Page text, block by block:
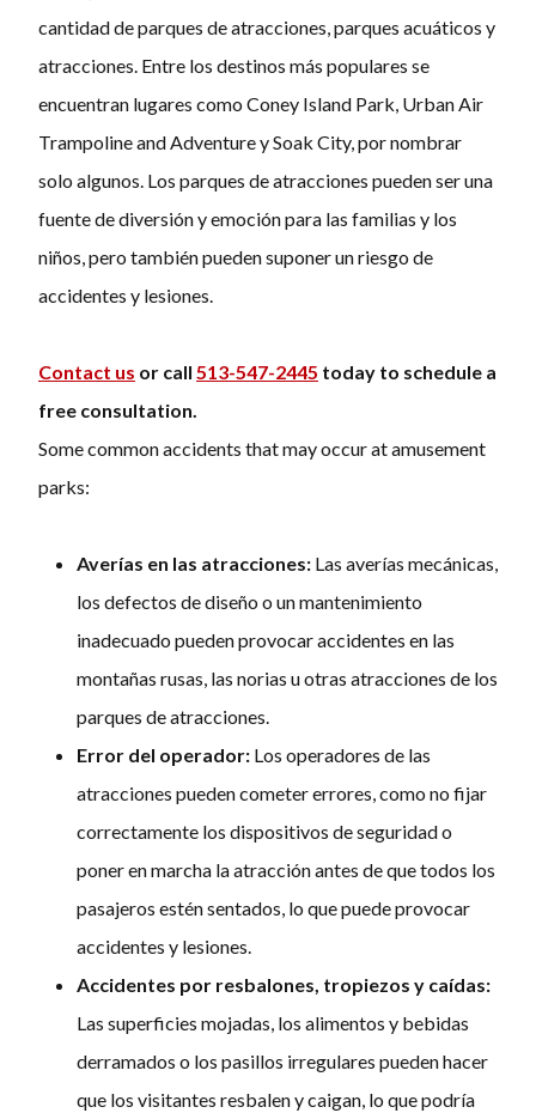
cantidad de parques de atracciones, parques acuáticos y
atracciones. Entre los destinos más populares se
encuentran lugares como Coney Island Park, Urban Air
Trampoline and Adventure y Soak City, por nombrar
solo algunos. Los parques de atracciones pueden ser una
fuente de diversión y emoción para las familias y los
niños, pero también pueden suponer un riesgo de
accidentes y lesiones.
Contact us or call 513-547-2445 today to schedule a
free consultation.
Some common accidents that may occur at amusement
parks:
Averías en las atracciones: Las averías mecánicas,
los defectos de diseño o un mantenimiento
inadecuado pueden provocar accidentes en las
montañas rusas, las norias u otras atracciones de los
parques de atracciones.
Error del operador: Los operadores de las
atracciones pueden cometer errores, como no fijar
correctamente los dispositivos de seguridad o
poner en marcha la atracción antes de que todos los
pasajeros estén sentados, lo que puede provocar
accidentes y lesiones.
Accidentes por resbalones, tropiezos y caídas:
Las superficies mojadas, los alimentos y bebidas
derramados o los pasillos irregulares pueden hacer
que los visitantes resbalen y caigan, lo que podría